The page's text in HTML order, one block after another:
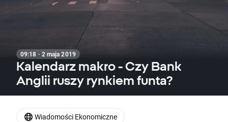
09:18 · 2 maja 2019
Kalendarz makro - Czy Bank
Anglii ruszy rynkiem funta?
Wiadomości Ekonomiczne